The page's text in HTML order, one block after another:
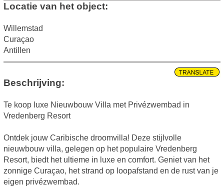
Locatie van het object:
Willemstad
Curaçao
Antillen
Beschrijving:
Te koop luxe Nieuwbouw Villa met Privézwembad in
Vredenberg Resort
Ontdek jouw Caribische droomvilla! Deze stijlvolle
nieuwbouw villa, gelegen op het populaire Vredenberg
Resort, biedt het ultieme in luxe en comfort. Geniet van het
zonnige Curaçao, het strand op loopafstand en de rust van je
eigen privézwembad.